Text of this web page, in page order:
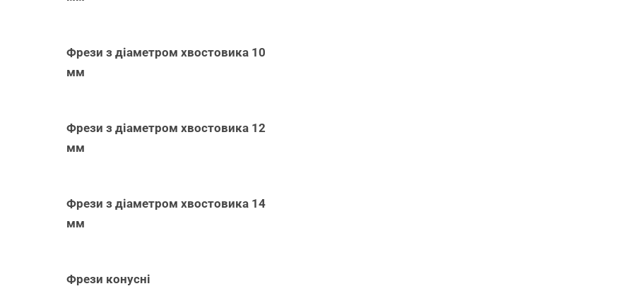
Фрези з діаметром хвостовика 10
мм
Фрези з діаметром хвостовика 12
мм
Фрези з діаметром хвостовика 14
мм
Фрези конусні